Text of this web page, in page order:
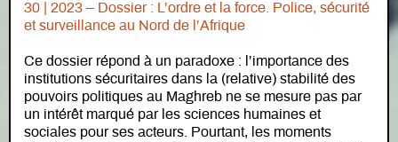
30 | 2023 – Dossier : L’ordre et la force. Police, sécurité
et surveillance au Nord de l’Afrique
Ce dossier répond à un paradoxe : l’importance des
institutions sécuritaires dans la (relative) stabilité des
pouvoirs politiques au Maghreb ne se mesure pas par
un intérêt marqué par les sciences humaines et
sociales pour ses acteurs. Pourtant, les moments